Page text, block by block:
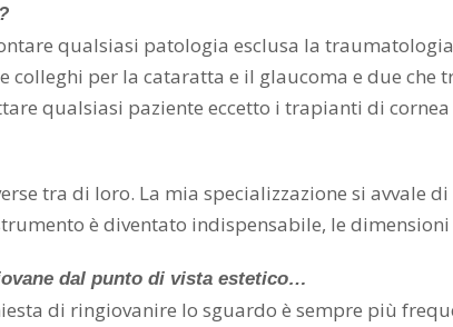
qualsiasi patologia esclusa la
colleghi per la cataratta e il glaucoma e due che
qualsiasi paziente eccetto i trapianti di
tra di loro. La mia specializzazione si avvale
è diventato indispensabile, le
dal punto di vista estetico…
di ringiovanire lo sguardo è sempre più